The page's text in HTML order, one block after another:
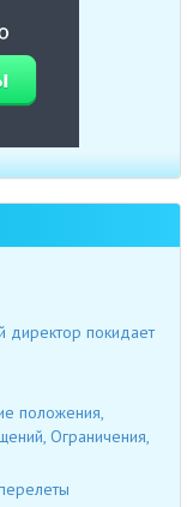
директор покидает
положения,
Ограничения,